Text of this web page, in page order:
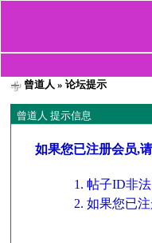
曾道人 » 论坛提示
曾道人 提示信息
如果您已注册会员,
帖子ID非法
如果您已